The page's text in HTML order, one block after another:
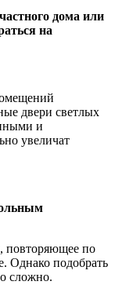
дома или
на
двери светлых
и
увеличат
повторяющее по
Однако подобрать
сложно.